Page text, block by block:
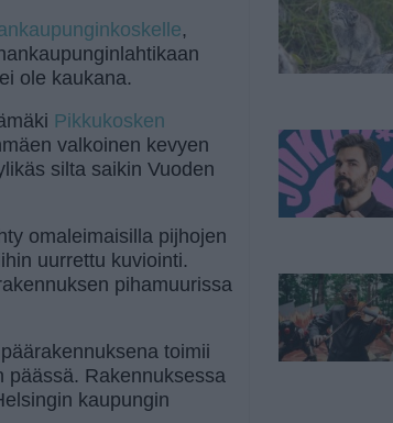
,
ole kaukana.
Pikkukosken
valkoinen kevyen
silta saikin Vuoden
omaleimaisilla pijhojen
uurrettu kuviointi.
pihamuurissa
toimii
päässä. Rakennuksessa
kaupungin